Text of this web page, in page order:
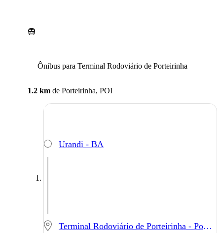
Ônibus para Terminal Rodoviário de Porteirinha
1.2 km de Porteirinha, POI
Urandi - BA
Terminal Rodoviário de Porteirinha - Porteirinha - MG